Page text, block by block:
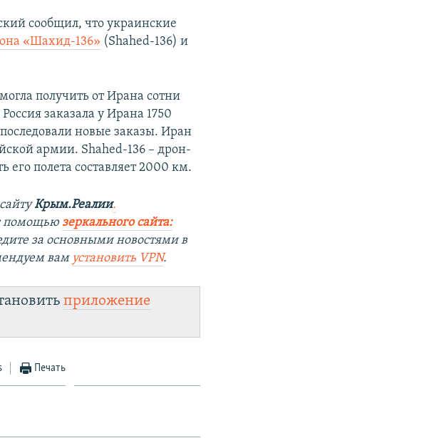
сообщил, что украинские
«Шахид-136» (Shahed-136) и
получить от Ирана сотни
заказала у Ирана 1750
новые заказы. Иран
армии. Shahed-136 – дрон-
полета составляет 2000 км.
Крым.Реалии.
помощьюзеркального сайта:
за основными новостями в
вам установить VPN.
приложение
Печать